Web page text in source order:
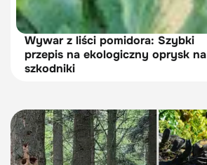
Wywar z liści pomidora: Szybki
przepis na ekologiczny oprysk na
szkodniki